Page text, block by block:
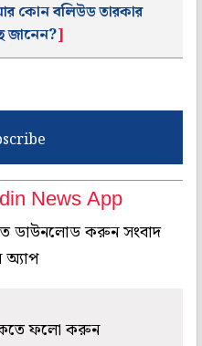
কোন বলিউড তারকার
জানেন?]
News App
ডাউনলোড করুন সংবাদ
অ্যাপ
ফলো করুন